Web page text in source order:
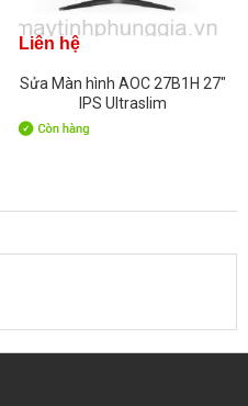
Liên hệ
Sửa Màn hình AOC 27B1H 27"
IPS Ultraslim